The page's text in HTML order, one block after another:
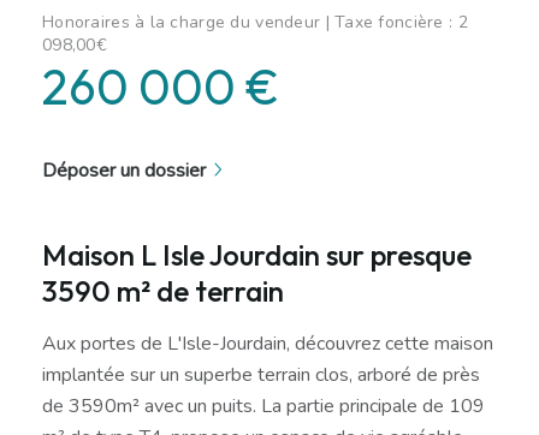
Honoraires à la charge du vendeur | Taxe foncière : 2
098,00€
260 000 €
Déposer un dossier
Maison L Isle Jourdain sur presque
3590 m² de terrain
Aux portes de L'Isle-Jourdain, découvrez cette maison
implantée sur un superbe terrain clos, arboré de près
de 3590m² avec un puits. La partie principale de 109